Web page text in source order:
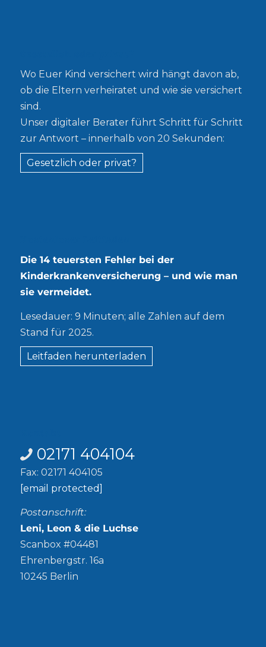
Wo Euer Kind versichert wird hängt davon ab,
ob die Eltern verheiratet und wie sie versichert
sind.
Unser digitaler Berater führt Schritt für Schritt
zur Antwort – innerhalb von 20 Sekunden:
Gesetzlich oder privat?
Die 14 teuersten Fehler bei der
Kinderkrankenversicherung – und wie man
sie vermeidet.
Lesedauer: 9 Minuten; alle Zahlen auf dem
Stand für 2025.
Leitfaden herunterladen
02171 404104
Fax: 02171 404105
[email protected]
Postanschrift:
Leni, Leon & die Luchse
Scanbox #04481
Ehrenbergstr. 16a
10245 Berlin